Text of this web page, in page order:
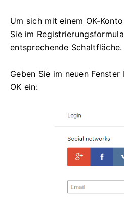
Um sich mit einem OK-
Sie im
entsprechende Schaltfläche.
Geben Sie im neuen
OK ein: